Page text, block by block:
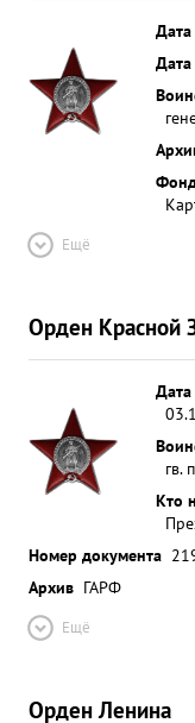
Ещё
Орден Красной
гв.
Кто
Номер документа
Архив ГАРФ
Ещё
Орден Ленина